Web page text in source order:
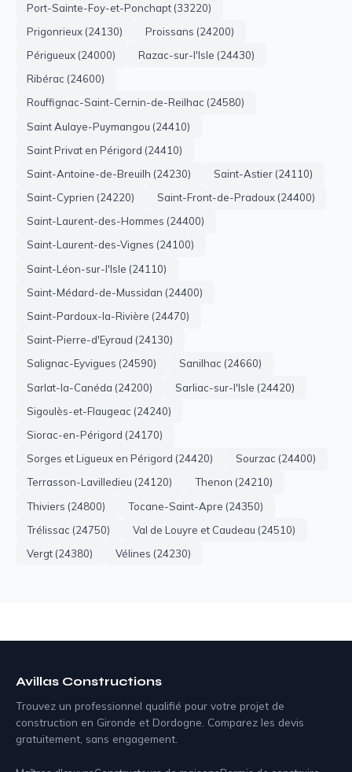
Port-Sainte-Foy-et-Ponchapt (33220)
Prigonrieux (24130)
Proissans (24200)
Périgueux (24000)
Razac-sur-l'Isle (24430)
Ribérac (24600)
Rouffignac-Saint-Cernin-de-Reilhac (24580)
Saint Aulaye-Puymangou (24410)
Saint Privat en Périgord (24410)
Saint-Antoine-de-Breuilh (24230)
Saint-Astier (24110)
Saint-Cyprien (24220)
Saint-Front-de-Pradoux (24400)
Saint-Laurent-des-Hommes (24400)
Saint-Laurent-des-Vignes (24100)
Saint-Léon-sur-l'Isle (24110)
Saint-Médard-de-Mussidan (24400)
Saint-Pardoux-la-Rivière (24470)
Saint-Pierre-d'Eyraud (24130)
Salignac-Eyvigues (24590)
Sanilhac (24660)
Sarlat-la-Canéda (24200)
Sarliac-sur-l'Isle (24420)
Sigoulès-et-Flaugeac (24240)
Siorac-en-Périgord (24170)
Sorges et Ligueux en Périgord (24420)
Sourzac (24400)
Terrasson-Lavilledieu (24120)
Thenon (24210)
Thiviers (24800)
Tocane-Saint-Apre (24350)
Trélissac (24750)
Val de Louyre et Caudeau (24510)
Vergt (24380)
Vélines (24230)
Avillas Constructions
Trouvez un professionnel qualifié pour votre projet de
construction en Gironde et Dordogne. Comparez les devis
gratuitement, sans engagement.